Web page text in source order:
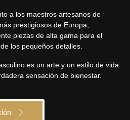
a los maestros artesanos de
prestigiosos de Europa,
piezas de alta gama para el
los pequeños detalles.
es un arte y un estilo de vida
sensación de bienestar.